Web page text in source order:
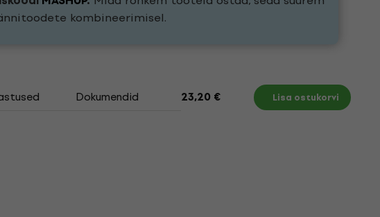
kombineerimisel.
Dokumendid 23,20 € Lisa ostukorvi